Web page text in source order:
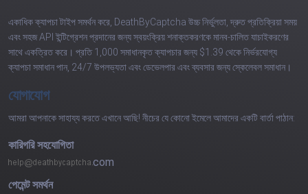
একাধিক ক্যাপচা টাইপ সমর্থন করে, DeathByCaptcha উচ্চ নির্ভুলতা, দ্রুত প্রতিক্রিয়া সময়
এবং সহজ API ইন্টিগ্রেশন প্রদানের জন্য স্বয়ংক্রিয় শনাক্তকরণকে মানব-চালিত যাচাইকরণের
সাথে একত্রিত করে। প্রতি 1,000 সমাধানকৃত ক্যাপচার জন্য $1.39 থেকে নির্ভরযোগ্য
ক্যাপচা সমাধান পান, 24/7 উপলভ্যতা এবং ডেভেলপার এবং ব্যবসার জন্য স্কেলেবল সমাধান।
যোগাযোগ
আমরা আপনাকে সাহায্য করতে এখানে আছি! নীচের যে কোনো ইমেলে আমাদের একটি বার্তা পাঠান:
কারিগরি সহযোগিতা
com
পেমেন্ট সমর্থন